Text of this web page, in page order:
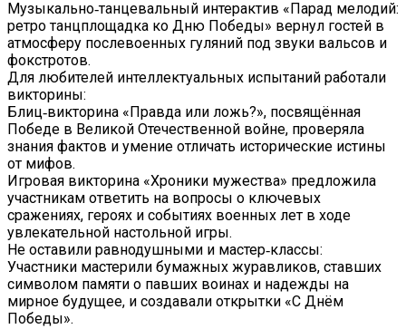
Музыкально‑танцевальный интерактив «Парад мелодий:
ретро танцплощадка ко Дню Победы» вернул гостей в
атмосферу послевоенных гуляний под звуки вальсов и
фокстротов.
Для любителей интеллектуальных испытаний работали
викторины:
Блиц‑викторина «Правда или ложь?», посвящённая
Победе в Великой Отечественной войне, проверяла
знания фактов и умение отличать исторические истины
от мифов.
Игровая викторина «Хроники мужества» предложила
участникам ответить на вопросы о ключевых
сражениях, героях и событиях военных лет в ходе
увлекательной настольной игры.
Не оставили равнодушными и мастер‑классы:
Участники мастерили бумажных журавликов, ставших
символом памяти о павших воинах и надежды на
мирное будущее, и создавали открытки «С Днём
Победы».